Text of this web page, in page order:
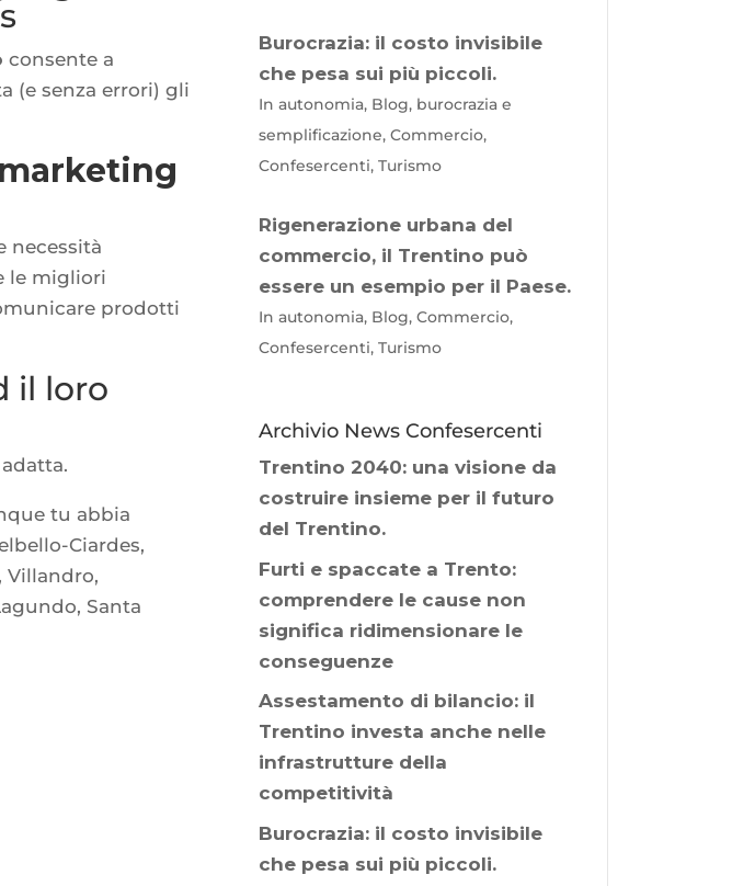
consente a
(e senza errori) gli
necessità
le migliori
prodotti
il loro
tu abbia
Ciardes,
Villandro,
Santa
Burocrazia: il costo invisibile
che pesa sui più piccoli.
In autonomia, Blog, burocrazia e
semplificazione, Commercio,
Confesercenti, Turismo
Rigenerazione urbana del
commercio, il Trentino può
essere un esempio per il Paese.
In autonomia, Blog, Commercio,
Confesercenti, Turismo
Archivio News Confesercenti
Trentino 2040: una visione da
costruire insieme per il futuro
del Trentino.
Furti e spaccate a Trento:
comprendere le cause non
significa ridimensionare le
conseguenze
Assestamento di bilancio: il
Trentino investa anche nelle
infrastrutture della
competitività
Burocrazia: il costo invisibile
che pesa sui più piccoli.